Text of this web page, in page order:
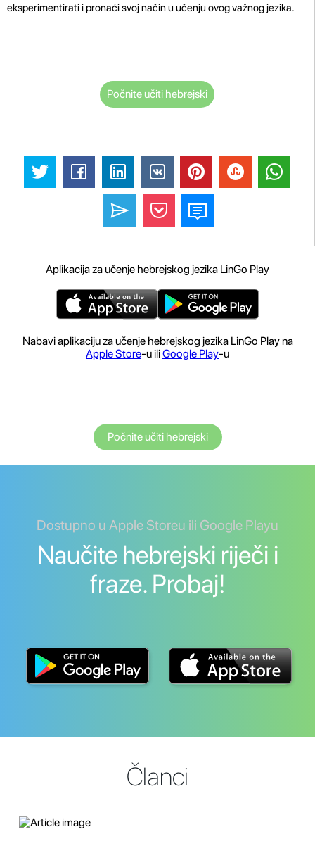
eksperimentirati i pronaći svoj način u učenju ovog važnog jezika.
Počnite učiti hebrejski
Aplikacija za učenje hebrejskog jezika LinGo Play
Nabavi aplikaciju za učenje hebrejskog jezika LinGo Play na
Apple Store-u iliGoogle Play-u
Počnite učiti hebrejski
Dostupno u Apple Storeu ili Google Playu
Naučite hebrejski riječi i
fraze. Probaj!
Članci